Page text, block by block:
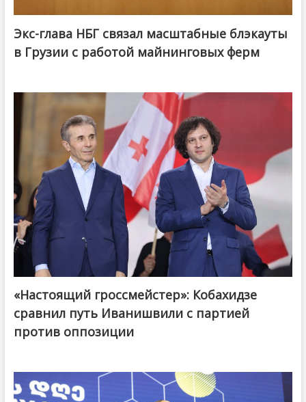
Экс-глава НБГ связал масштабные блэкауты
в Грузии с работой майнинговых ферм
@ქართული ოცნება / Georgian Dream
«Настоящий гроссмейстер»: Кобахидзе
сравнил путь Иванишвили с партией
против оппозиции